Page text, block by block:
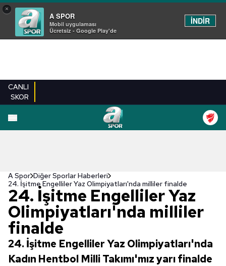
×
A SPOR
Mobil uygulaması
Ücretsiz - Google Play'de
İNDİR
CANLI
SKOR
A Spor Diğer Sporlar Haberleri
24. İşitme Engelliler Yaz Olimpiyatları'nda milliler finalde
24. İşitme Engelliler Yaz
Olimpiyatları'nda milliler
finalde
24. İşitme Engelliler Yaz Olimpiyatları'nda
Kadın Hentbol Milli Takımı'mız yarı finalde